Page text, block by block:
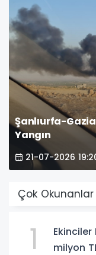
Şanlıurfa-
Yangın
21-07-2026
Çok Okunanlar
1
Ekinciler
milyon